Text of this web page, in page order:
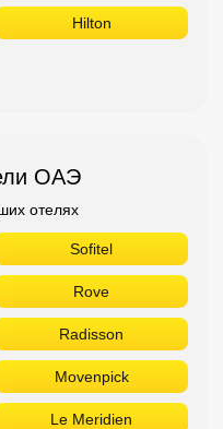
Hilton
ОАЭ
отелях
Sofitel
Rove
Radisson
Movenpick
Le Meridien